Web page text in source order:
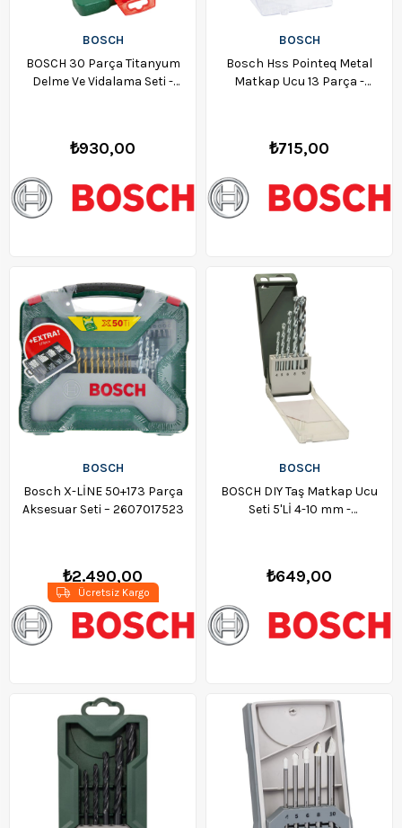
BOSCH
BOSCH 30 Parça Titanyum
Delme Ve Vidalama Seti -
₺930,00
BOSCH
Bosch Hss Pointeq Metal
Matkap Ucu 13 Parça -
₺715,00
BOSCH
Bosch X-LİNE 50+173 Parça
Aksesuar Seti – 2607017523
₺2.490,00
Ücretsiz Kargo
BOSCH
BOSCH DIY Taş Matkap Ucu
Seti 5'Lİ 4-10 mm -
₺649,00